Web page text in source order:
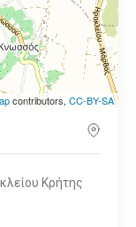
contributors, CC-BY-SA
Κρήτης